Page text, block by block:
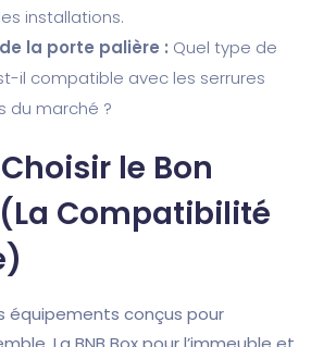
installations.
la porte palière : Quel type de
il compatible avec les serrures
du marché ?
le Bon
Compatibilité
équipements conçus pour